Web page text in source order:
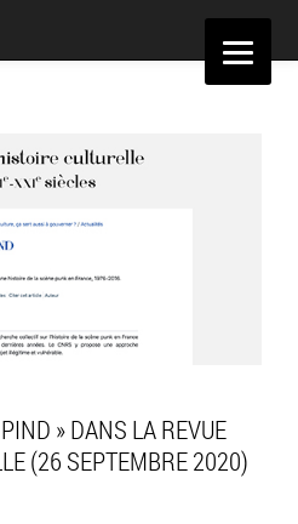
» DANS LA REVUE
(26 SEPTEMBRE 2020)